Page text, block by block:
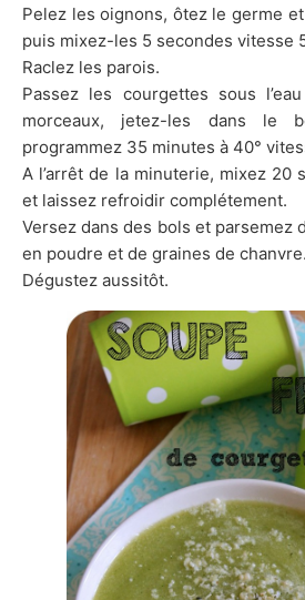
Pelez les oignons, ôtez le germe
puis mixez-les 5 secondes vitesse
Raclez les parois.
Passez les courgettes sous
morceaux, jetez-les dans le
programmez 35 minutes à 40°
A l’arrêt de la minuterie, mixez 20
et laissez refroidir complétement.
Versez dans des bols et parsemez
en poudre et de graines de chanvre.
Dégustez aussitôt.